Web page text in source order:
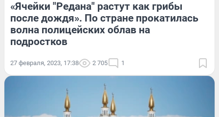
«Ячейки "Редана" растут как грибы
после дождя». По стране прокатилась
волна полицейских облав на
подростков
27 февраля, 2023, 17:38 2 705 1